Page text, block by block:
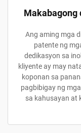
Makabagong
Ang aming mga
patente ng
dedikasyon sa
kliyente ay may
koponan sa
pagbibigay ng
sa kahusayan at